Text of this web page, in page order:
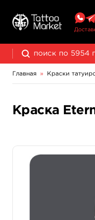
Главная » Краски
Краска